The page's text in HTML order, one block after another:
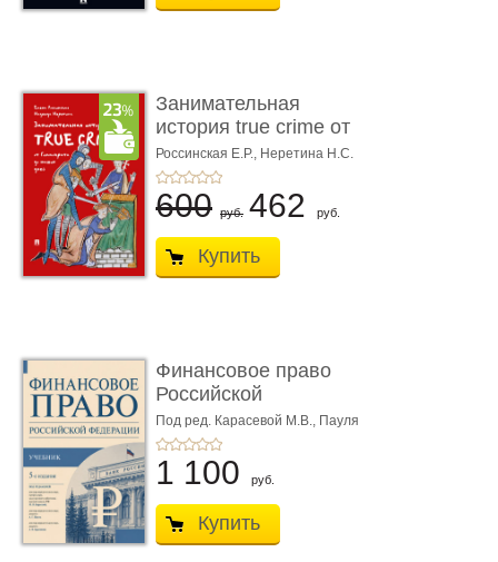
Занимательная
история true crime от
Гиппократа до � ...
Россинская Е.Р., Неретина Н.С.
600 руб. 462 руб.
Купить
Финансовое право
Российской
Федерации. 5-е изд�
...
Под ред. Карасевой М.В., Пауля
А.Г., Красюкова А.В.
1 100 руб.
Купить